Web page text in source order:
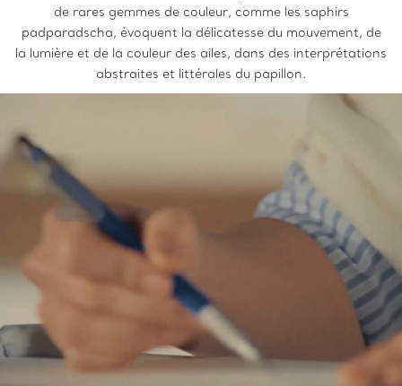
de rares gemmes de couleur, comme les saphirs
padparadscha, évoquent la délicatesse du mouvement, de
la lumière et de la couleur des ailes, dans des interprétations
abstraites et littérales du papillon.